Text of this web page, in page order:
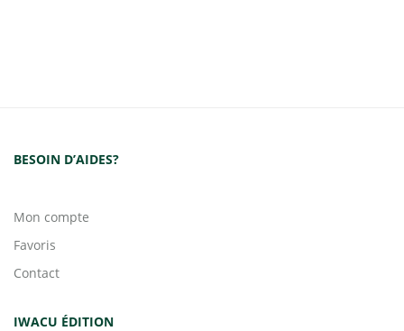
BESOIN D’AIDES?
Mon compte
Favoris
Contact
IWACU ÉDITION